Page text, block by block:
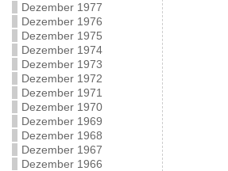
Dezember 1977
Dezember 1976
Dezember 1975
Dezember 1974
Dezember 1973
Dezember 1972
Dezember 1971
Dezember 1970
Dezember 1969
Dezember 1968
Dezember 1967
Dezember 1966